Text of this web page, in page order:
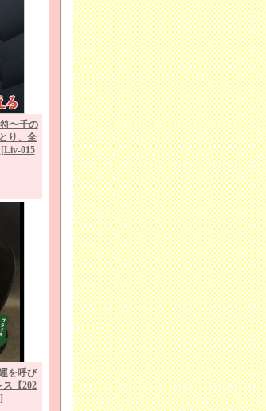
〜千の
り、全
[Liv-015
を呼び
【202